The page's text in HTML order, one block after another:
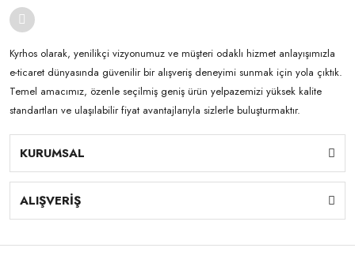
Kyrhos olarak, yenilikçi vizyonumuz ve müşteri odaklı hizmet anlayışımızla
e-ticaret dünyasında güvenilir bir alışveriş deneyimi sunmak için yola çıktık.
Temel amacımız, özenle seçilmiş geniş ürün yelpazemizi yüksek kalite
standartları ve ulaşılabilir fiyat avantajlarıyla sizlerle buluşturmaktır.
KURUMSAL
ALIŞVERİŞ